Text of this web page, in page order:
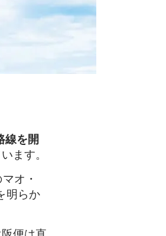
線を開
ます。
オ・
明らか